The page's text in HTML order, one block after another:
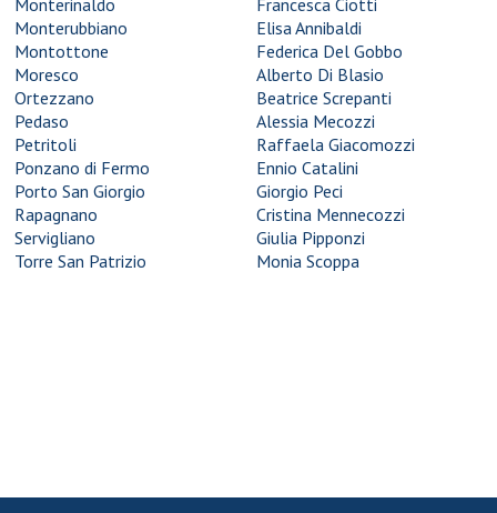
Monterinaldo
Francesca Ciotti
Monterubbiano
Elisa Annibaldi
Montottone
Federica Del Gobbo
Moresco
Alberto Di Blasio
Ortezzano
Beatrice Screpanti
Pedaso
Alessia Mecozzi
Petritoli
Raffaela Giacomozzi
Ponzano di Fermo
Ennio Catalini
Porto San Giorgio
Giorgio Peci
Rapagnano
Cristina Mennecozzi
Servigliano
Giulia Pipponzi
Torre San Patrizio
Monia Scoppa